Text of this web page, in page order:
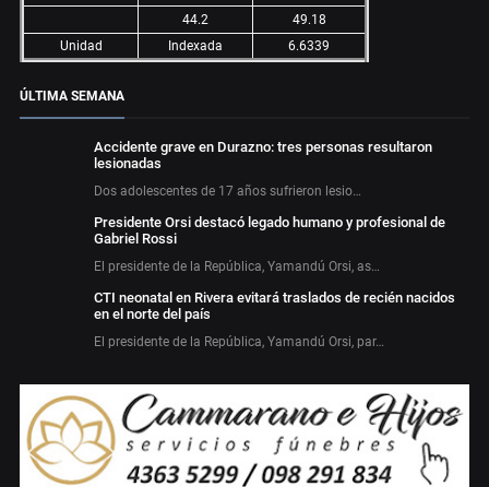
44.2
49.18
Unidad
Indexada 6.6339
ÚLTIMA SEMANA
Accidente grave en Durazno: tres personas resultaron
lesionadas
Dos adolescentes de 17 años sufrieron lesio…
Presidente Orsi destacó legado humano y profesional de
Gabriel Rossi
El presidente de la República, Yamandú Orsi, as…
CTI neonatal en Rivera evitará traslados de recién nacidos
en el norte del país
El presidente de la República, Yamandú Orsi, par…